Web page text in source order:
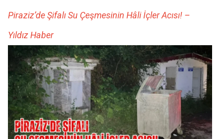
Piraziz’de Şifalı Su Çeşmesinin Hâli İçler Acısı! –
Yıldız Haber